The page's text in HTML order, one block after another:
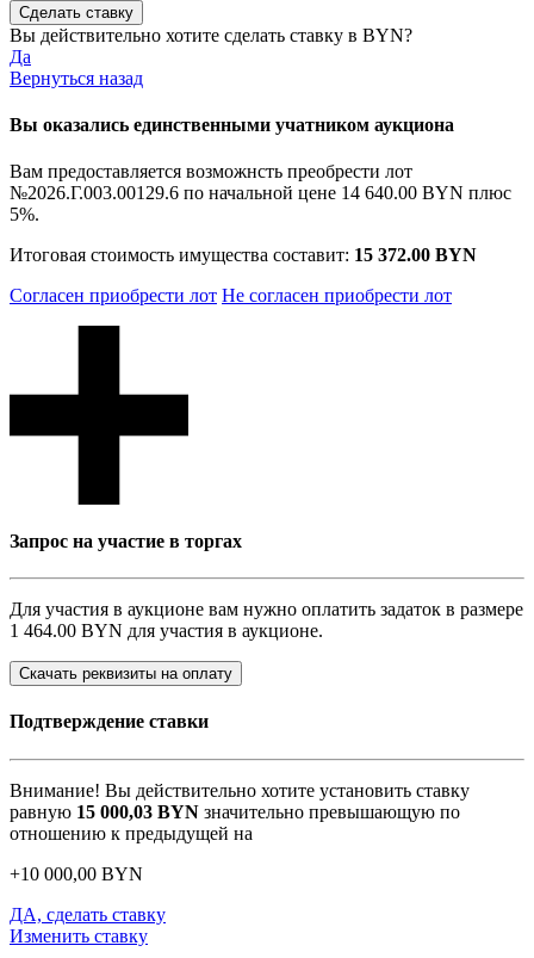
Вы действительно хотите сделать ставку в BYN?
Да
Вернуться назад
Вы оказались единственными учатником аукциона
Вам предоставляется возможнсть преобрести лот
№2026.Г.003.00129.6 по начальной цене 14 640.00 BYN плюс
5%.
Итоговая стоимость имущества составит: 15 372.00 BYN
Согласен приобрести лот Не согласен приобрести лот
Запрос на участие в торгах
Для участия в аукционе вам нужно оплатить задаток в размере
1 464.00 BYN для участия в аукционе.
Скачать реквизиты на оплату
Подтверждение ставки
Внимание! Вы действительно хотите установить ставку
равную 15 000,03 BYN значительно превышающую по
отношению к предыдущей на
+10 000,00 BYN
ДА, сделать ставку
Изменить ставку